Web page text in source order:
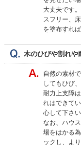
大丈夫です
スフリー、
を塗布すれ
木のひびや割れや
自然の素材
してもひび
耐力上支障
れはできて
心して下さい
なお、ハウ
場をはかる
ックし、よ